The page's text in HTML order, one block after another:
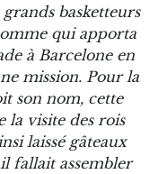
basketteurs
qui apporta
à Barcelone en
mission. Pour la
son nom, cette
la visite des rois
laissé gâteaux
fallait assembler